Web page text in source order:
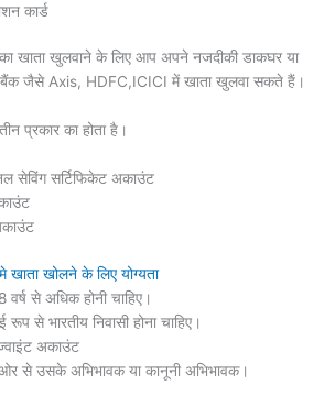
कार्ड
खाता खुलवाने के लिए आप अपने नजदीकी डाकघर या
बैंक जैसे Axis, HDFC,ICICI में खाता खुलवा सकते हैं।
प्रकार का होता है।
सेविंग सर्टिफिकेट अकाउंट
खाता खोलने के लिए योग्यता
से अधिक होनी चाहिए।
से भारतीय निवासी होना चाहिए।
अकाउंट
ओर से उसके अभिभावक या कानूनी अभिभावक।